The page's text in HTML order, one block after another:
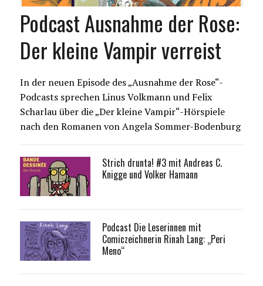
Podcast Ausnahme der Rose:
Der kleine Vampir verreist
In der neuen Episode des „Ausnahme der Rose“-
Podcasts sprechen Linus Volkmann und Felix
Scharlau über die „Der kleine Vampir“-Hörspiele
nach den Romanen von Angela Sommer-Bodenburg
Strich drunta! #3 mit Andreas C.
Knigge und Volker Hamann
Podcast Die Leserinnen mit
Comiczeichnerin Rinah Lang: „Peri
Meno“